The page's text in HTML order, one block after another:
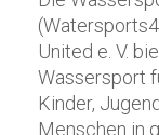
United e. V.
Wassersport
Kinder,
Menschen in